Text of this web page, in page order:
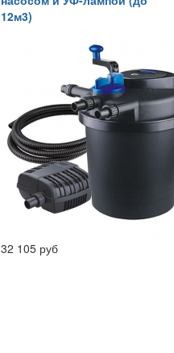
12м3)
32 105 руб